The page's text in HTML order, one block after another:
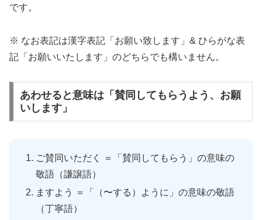
です。
※ なお表記は漢字表記「お願い致します」& ひらがな表
記「お願いいたします」のどちらでも構いません。
あわせると意味は「賛同してもらうよう、お願
いします」
ご賛同いただく ＝「賛同してもらう」の意味の
敬語（謙譲語）
ますよう ＝「（〜する）ように」の意味の敬語
（丁寧語）